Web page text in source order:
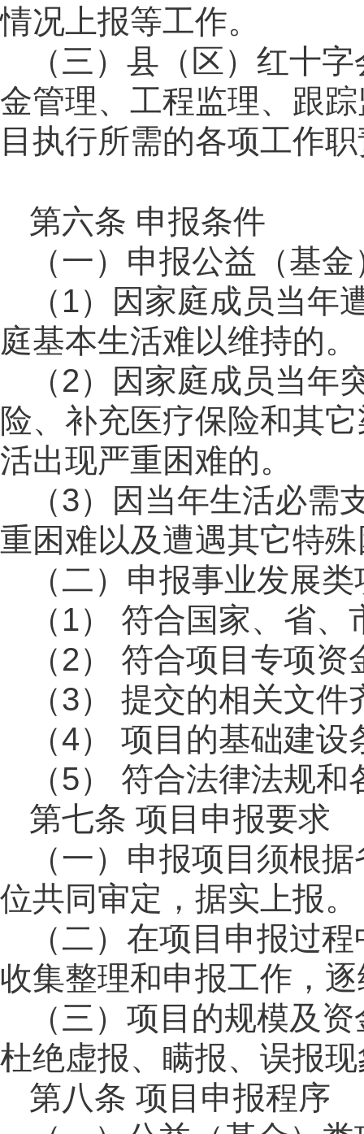
情况上报等工作。
（三）县（区）红十
金管理、工程监理、跟
目执行所需的各项工作
第六条 申报条件
（一）申报公益（基
（ 1）因家庭成员当年
庭基本生活难以维持的。
（2）因家庭成员当年
险、补充医疗保险和其
活出现严重困难的。
（3）因当年生活必需
重困难以及遭遇其它特
（二）申报事业发展类
（ 1） 符合国家、省、
（2） 符合项目专项
（3） 提交的相关文
（4） 项目的基础建设
（5） 符合法律法规和
第七条 项目申报要求
（一）申报项目须根
位共同审定，据实上报。
（二）在项目申报过
收集整理和申报工作，
（三）项目的规模及
杜绝虚报、瞒报、误报
第八条 项目申报程序